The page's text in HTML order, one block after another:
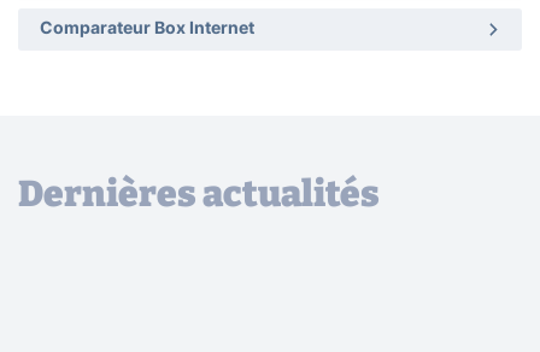
Comparateur Box Internet
Dernières actualités